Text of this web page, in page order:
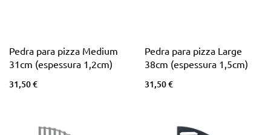
Pedra para pizza Medium
31cm (espessura 1,2cm)
31,50 €
Pedra para pizza Large
38cm (espessura 1,5cm)
31,50 €